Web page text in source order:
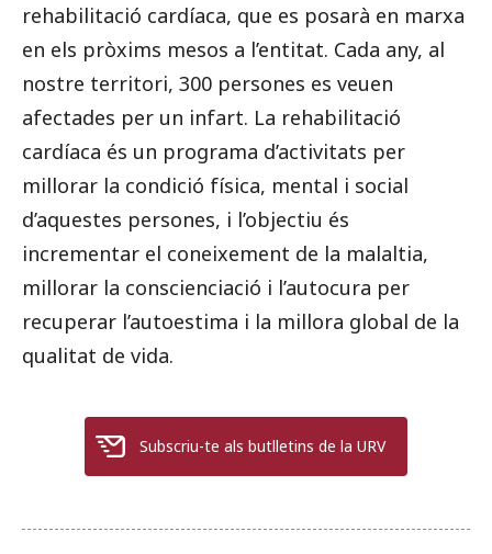
rehabilitació cardíaca, que es posarà en marxa
en els pròxims mesos a l’entitat. Cada any, al
nostre territori, 300 persones es veuen
afectades per un infart. La rehabilitació
cardíaca és un programa d’activitats per
millorar la condició física, mental i social
d’aquestes persones, i l’objectiu és
incrementar el coneixement de la malaltia,
millorar la conscienciació i l’autocura per
recuperar l’autoestima i la millora global de la
qualitat de vida.
Subscriu-te als butlletins de la URV